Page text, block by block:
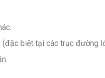
biệt tại các trục đường